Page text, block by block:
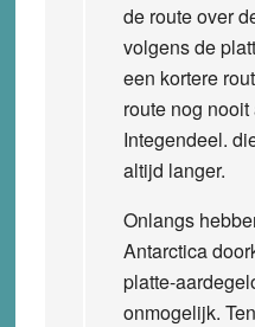
de route over
volgens de
een kortere
route nog
Integendeel.
altijd langer.
Onlangs
Antarctica
platte-
onmogelijk.